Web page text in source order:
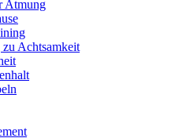
Atmung
Achtsamkeit